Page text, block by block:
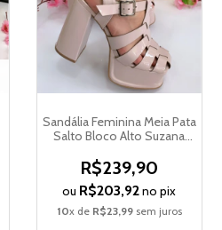
Sandália Feminina Meia Pata
Salto Bloco Alto Suzana
R$239,90
ou R$203,92no pix
10x de R$23,99sem juros